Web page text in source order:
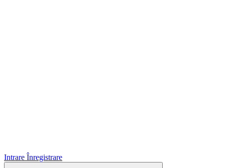
Intrare Înregistrare